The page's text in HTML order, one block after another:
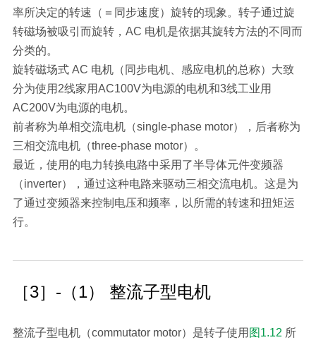
率所决定的转速（＝同步速度）旋转的现象。转子通过旋
转磁场被吸引而旋转，AC 电机是依据其旋转方法的不同而
分类的。
旋转磁场式 AC 电机（同步电机、感应电机的总称）大致
分为使用2线家用AC100V为电源的电机和3线工业用
AC200V为电源的电机。
前者称为单相交流电机（single-phase motor），后者称为
三相交流电机（three-phase motor）。
最近，使用的电力转换电路中采用了半导体元件变频器
（inverter），通过这种电路来驱动三相交流电机。这是为
了通过变频器来控制电压和频率，以所需的转速和扭矩运
行。
［3］-（1） 整流子型电机
整流子型电机（commutator motor）是转子使用 图1.12 所